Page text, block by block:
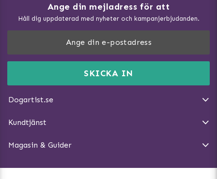
Ange din mejladress för att
Håll dig uppdaterad med nyheter och kampanjerbjudanden.
SKICKA IN
Dogartist.se
DogArtist.se drivs av:
E-post:info@dogartist.se
Kundtjänst
Ångra Köp
Magasin & Guider
Vad kan hundar äta?
Träna Nose Work hemma
Så gör du promenaden roligare
Hundbäddar